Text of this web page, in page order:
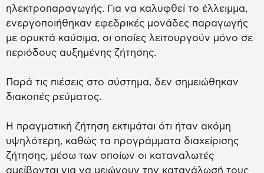
ηλεκτροπαραγωγής. Για να καλυφθεί το έλλειμμα,
ενεργοποιήθηκαν εφεδρικές μονάδες παραγωγής
με ορυκτά καύσιμα, οι οποίες λειτουργούν μόνο σε
περιόδους αυξημένης ζήτησης.
Παρά τις πιέσεις στο σύστημα, δεν σημειώθηκαν
διακοπές ρεύματος.
Η πραγματική ζήτηση εκτιμάται ότι ήταν ακόμη
υψηλότερη, καθώς τα προγράμματα διαχείρισης
ζήτησης, μέσω των οποίων οι καταναλωτές
αμείβονται για να μειώνουν την κατανάλωσή τους